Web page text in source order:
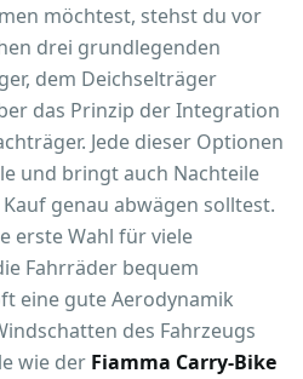
möchtest, stehst du vor
drei grundlegenden
dem Deichselträger
das Prinzip der Integration
Jede dieser Optionen
und bringt auch Nachteile
genau abwägen solltest.
erste Wahl für viele
Fahrräder bequem
eine gute Aerodynamik
des Fahrzeugs
wie der Fiamma Carry-Bike